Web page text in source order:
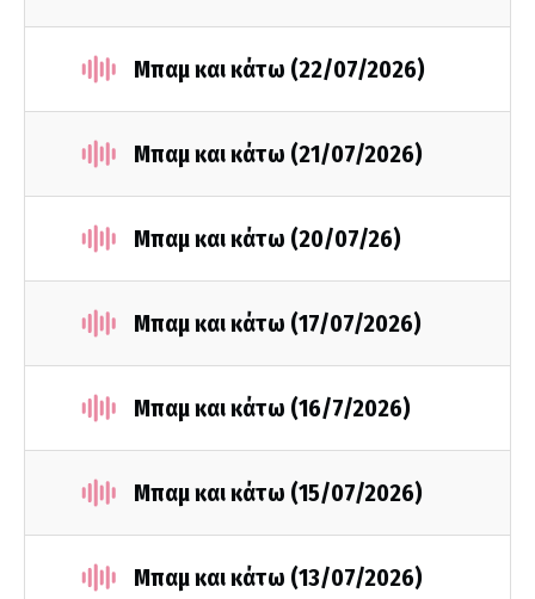
Μπαμ και κάτω (22/07/2026)
Μπαμ και κάτω (21/07/2026)
Μπαμ και κάτω (20/07/26)
Μπαμ και κάτω (17/07/2026)
Μπαμ και κάτω (16/7/2026)
Μπαμ και κάτω (15/07/2026)
Μπαμ και κάτω (13/07/2026)